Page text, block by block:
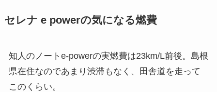
セレナ e powerの気になる燃費
知人のノートe-powerの実燃費は23km/L前後。島根
県在住なのであまり渋滞もなく、田舎道を走って
このくらい。